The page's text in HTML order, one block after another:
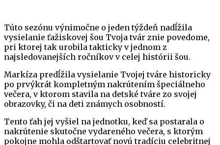
Túto sezónu výnimočne o jeden týždeň nadĺžila
vysielanie ťažiskovej šou Tvoja tvár znie povedome,
pri ktorej tak urobila takticky v jednom z
najsledovanejších ročníkov v celej histórii šou.
Markíza predĺžila vysielanie Tvojej tváre historicky
po prvýkrát kompletným nakrútením špeciálneho
večera, v ktorom stavila na detské tváre zo svojej
obrazovky, či na deti známych osobností.
Tento ťah jej vyšiel na jednotku, keď sa postarala o
nakrútenie skutočne vydareného večera, s ktorým
pokojne mohla odštartovať novú tradíciu celebritnej